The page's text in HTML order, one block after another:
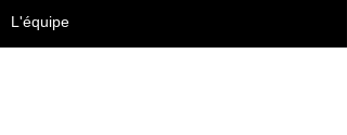
L'équipe